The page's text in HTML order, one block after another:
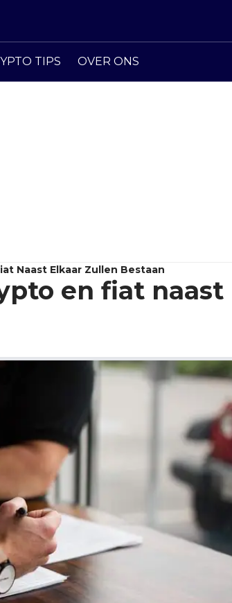
TIPS OVER ONS
Naast Elkaar Zullen Bestaan
en fiat naast